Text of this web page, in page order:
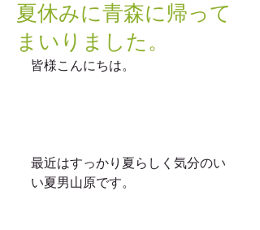
夏休みに青森に帰って
まいりました。
皆様こんにちは。
最近はすっかり夏らしく気分のい
い夏男山原です。